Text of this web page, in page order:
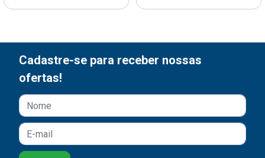
Cadastre-se para receber nossas
ofertas!